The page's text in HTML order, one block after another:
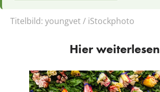
Titelbild: youngvet / iStockphoto
Hier weiterlesen